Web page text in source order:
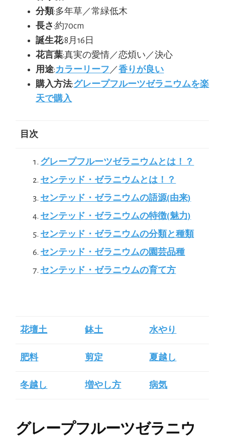
分類:多年草／常緑低木
長さ:約70cm
誕生花:8月16日
花言葉:真実の愛情／恋煩い／決心
用途:カラーリーフ ／香りが良い
購入方法:グレープフルーツゼラニウムを楽
天で購入
目次
グレープフルーツゼラニウムとは！？
センテッド・ゼラニウムとは！？
センテッド・ゼラニウムの語源(由来)
センテッド・ゼラニウムの特徴(魅力)
センテッド・ゼラニウムの分類と種類
センテッド・ゼラニウムの園芸品種
センテッド・ゼラニウムの育て方
花壇土 鉢土 水やり
肥料 剪定 夏越し
冬越し 増やし方 病気
グレープフルーツゼラニウ